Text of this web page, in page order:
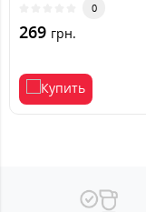
0
269 грн.